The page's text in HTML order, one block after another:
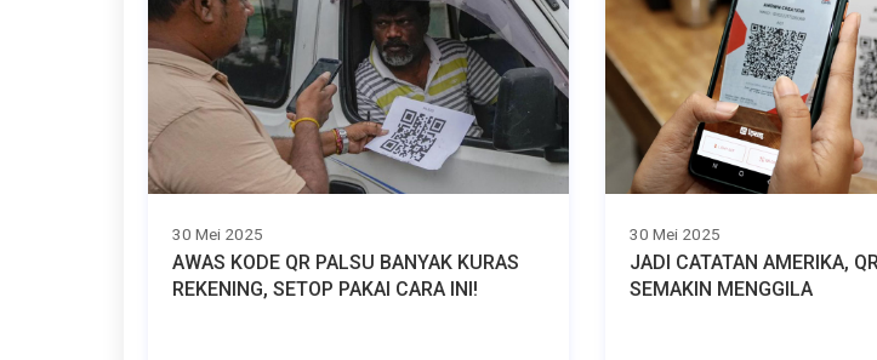
30 Mei 2025
AWAS KODE QR PALSU BANYAK KURAS
REKENING, SETOP PAKAI CARA INI!
30 Mei 2025
JADI CATATAN AMERIKA,
SEMAKIN MENGGILA